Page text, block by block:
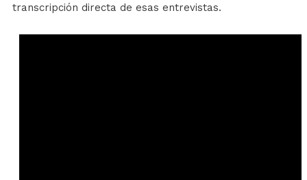
transcripción directa de esas entrevistas.